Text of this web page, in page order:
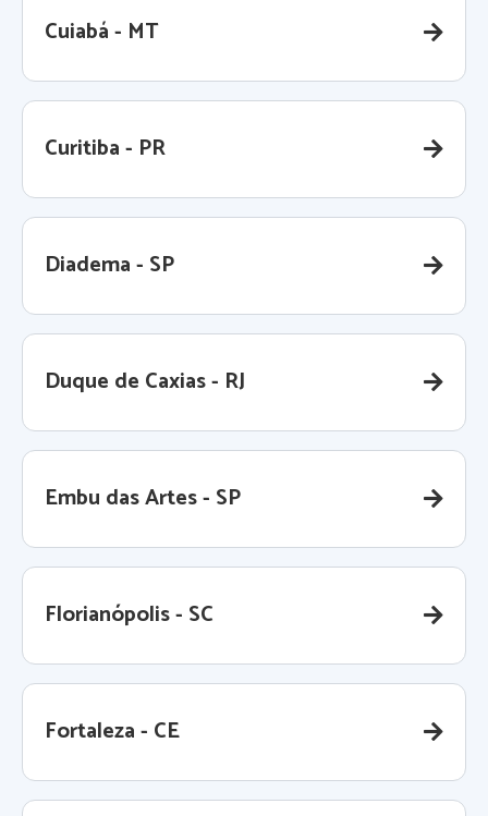
Cuiabá - MT
Curitiba - PR
Diadema - SP
Duque de Caxias - RJ
Embu das Artes - SP
Florianópolis - SC
Fortaleza - CE